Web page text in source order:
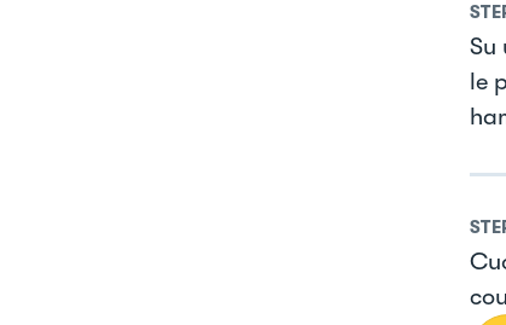
Su
le